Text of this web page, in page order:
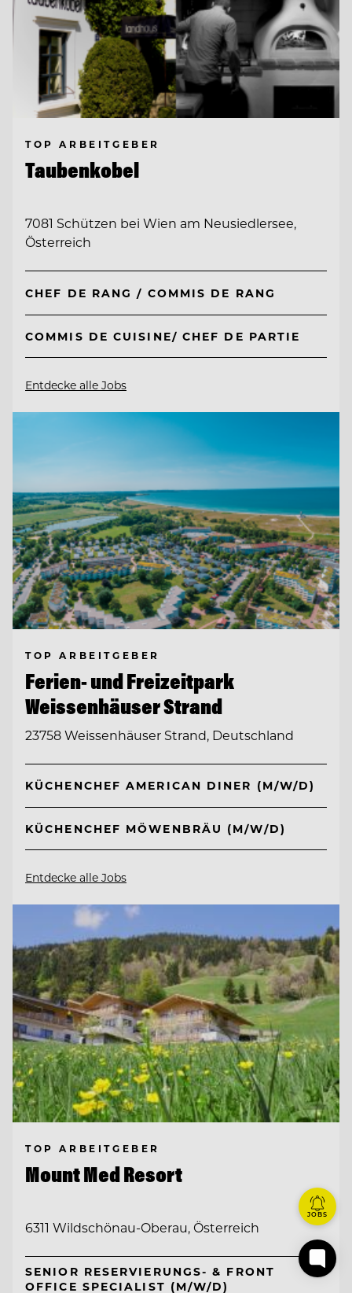
TOP ARBEITGEBER
Taubenkobel
7081 Schützen bei Wien am Neusiedlersee,
Österreich
CHEF DE RANG / COMMIS DE RANG
COMMIS DE CUISINE/ CHEF DE PARTIE
Entdecke alle Jobs
TOP ARBEITGEBER
Ferien- und Freizeitpark
Weissenhäuser Strand
23758 Weissenhäuser Strand, Deutschland
KÜCHENCHEF AMERICAN DINER (M/W/D)
KÜCHENCHEF MÖWENBRÄU (M/W/D)
Entdecke alle Jobs
TOP ARBEITGEBER
Mount Med Resort
6311 Wildschönau-Oberau, Österreich
SENIOR RESERVIERUNGS- & FRONT
OFFICE SPECIALIST (M/W/D)
JOBS